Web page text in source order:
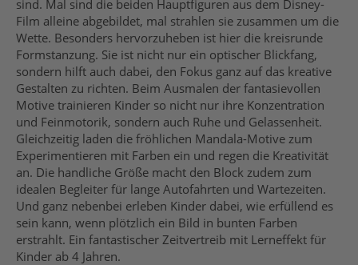
sind. Mal sind die beiden Hauptfiguren aus dem Disney-
Film alleine abgebildet, mal strahlen sie zusammen um die
Wette. Besonders hervorzuheben ist hier die kreisrunde
Formstanzung. Sie ist nicht nur ein optischer Blickfang,
sondern hilft auch dabei, den Fokus ganz auf das kreative
Gestalten zu richten. Beim Ausmalen der fantasievollen
Motive trainieren Kinder so nicht nur ihre Konzentration
und Feinmotorik, sondern auch Ruhe und Gelassenheit.
Gleichzeitig laden die fröhlichen Mandala-Motive zum
Experimentieren mit Farben ein und regen die Kreativität
an. Die handliche Größe macht den Block zudem zum
idealen Begleiter für lange Autofahrten und Wartezeiten.
Und ganz nebenbei erleben Kinder dabei, wie erfüllend es
sein kann, wenn plötzlich ein Bild in bunten Farben
erstrahlt. Ein fantastischer Zeitvertreib mit Lerneffekt für
Kinder ab 4 Jahren.